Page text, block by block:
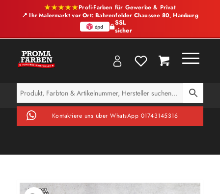
★★★★★Profi-Farben für Gewerbe & Privat
📍 Ihr Malermarkt vor Ort: Bahrenfelder Chaussee 80, Hamburg
SSL
sicher
Kontaktiere uns über WhatsApp 01743145316